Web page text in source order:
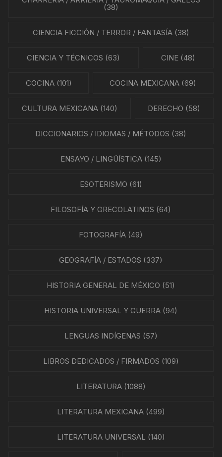
(38)
CIENCIA FICCIÓN / TERROR / FANTASÍA(38)
CIENCIA Y TÉCNICOS (63) CINE(48)
COCINA(101) COCINA MEXICANA (69)
CULTURA MEXICANA(140) DERECHO (58)
DICCIONARIOS / IDIOMAS / MÉTODOS (38)
ENSAYO / LINGÜÍSTICA(145)
ESOTERISMO (61)
FILOSOFÍA Y GRECOLATINOS (64)
FOTOGRAFÍA (49)
GEOGRAFÍA / ESTADOS (337)
HISTORIA GENERAL DE MÉXICO (51)
HISTORIA UNIVERSAL Y GUERRA (94)
LENGUAS INDÍGENAS (57)
LIBROS DEDICADOS / FIRMADOS (109)
LITERATURA(1088)
LITERATURA MEXICANA(499)
LITERATURA UNIVERSAL (140)